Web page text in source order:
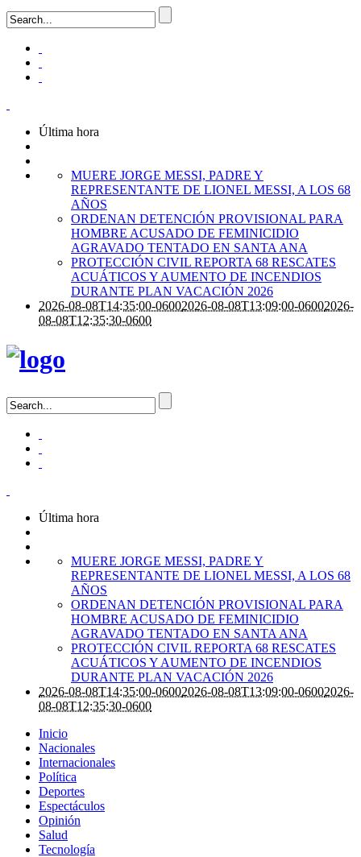
Última hora
MUERE JORGE MESSI, PADRE Y
REPRESENTANTE DE LIONEL MESSI, A LOS 68
AÑOS
ORDENAN DETENCIÓN PROVISIONAL PARA
HOMBRE ACUSADO DE FEMINICIDIO
AGRAVADO TENTADO EN SANTA ANA
PROTECCIÓN CIVIL REPORTA 68 RESCATES
ACUÁTICOS Y AUMENTO DE INCENDIOS
DURANTE PLAN VACACIÓN 2026
2026-08-08T14:35:00-06002026-08-08T13:09:00-06002026-
08-08T12:35:30-0600
Última hora
MUERE JORGE MESSI, PADRE Y
REPRESENTANTE DE LIONEL MESSI, A LOS 68
AÑOS
ORDENAN DETENCIÓN PROVISIONAL PARA
HOMBRE ACUSADO DE FEMINICIDIO
AGRAVADO TENTADO EN SANTA ANA
PROTECCIÓN CIVIL REPORTA 68 RESCATES
ACUÁTICOS Y AUMENTO DE INCENDIOS
DURANTE PLAN VACACIÓN 2026
2026-08-08T14:35:00-06002026-08-08T13:09:00-06002026-
08-08T12:35:30-0600
Inicio
Nacionales
Internacionales
Política
Deportes
Espectáculos
Opinión
Salud
Tecnología